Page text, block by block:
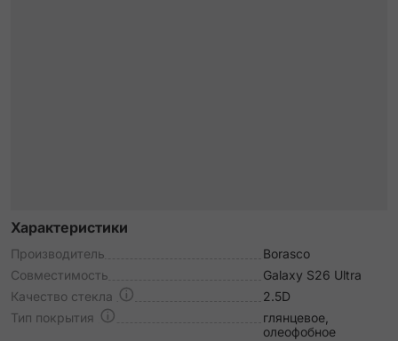
Характеристики
Производитель
Borasco
Совместимость
Galaxy S26 Ultra
Качество стекла
2.5D
Тип покрытия
глянцевое,
олеофобное